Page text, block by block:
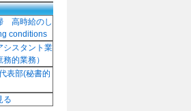
高時給のし
conditions
シスタント業
的業務）
表部(秘書的
る